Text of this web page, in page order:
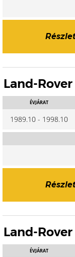
Land-
ÉVJÁRAT
1989.10 - 1998.10
Land-
ÉVJÁRAT